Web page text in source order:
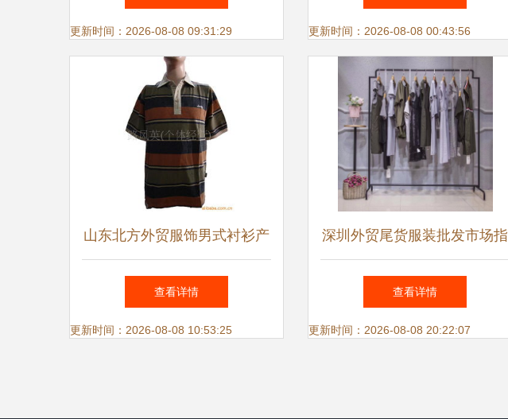
的策略
更新时间：2026-08-08 09:31:29 更新时间：2026-08-08 00:43:56
山东北方外贸服饰男式衬衫产
品列表 精致典范，时尚魅力
流转
查看详情
更新时间：2026-08-08 10:53:25
深圳外贸尾货服装批发市场指
南与迪思兰柏品牌进货攻略
查看详情
更新时间：2026-08-08 20:22:07